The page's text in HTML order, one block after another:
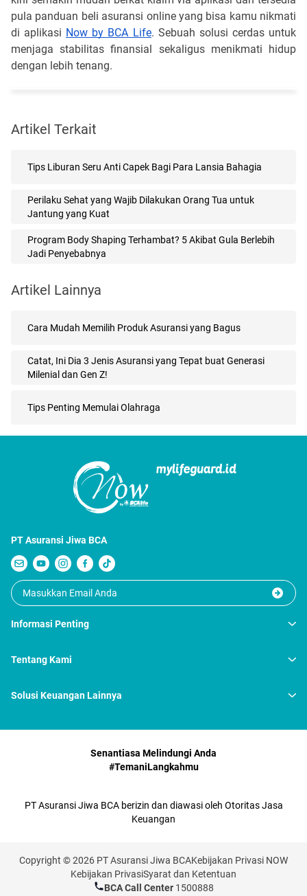
pula panduan beli asuransi online yang bisa kamu nikmati
di aplikasi Now by BCA Life. Sebuah solusi cerdas untuk
menjaga stabilitas finansial sekaligus menikmati hidup
dengan lebih tenang.
Artikel Terkait
Tips Liburan Seru Anti Capek Bagi Para Lansia Bahagia
Perilaku Sehat yang Wajib Dilakukan Orang Tua untuk
Jantung yang Kuat
Program Body Shaping Terhambat? 5 Akibat Gula Berlebih
Jadi Penyebabnya
Artikel Lainnya
Cara Mudah Memilih Produk Asuransi yang Bagus
Catat, Ini Dia 3 Jenis Asuransi yang Tepat buat Generasi
Milenial dan Gen Z!
Tips Penting Memulai Olahraga
PT Asuransi Jiwa BCA
Informasi Penting
Tentang Kami
Solusi Keuangan Lainnya
Senantiasa Melindungi Anda
#TemaniLangkahmu
PT Asuransi Jiwa BCA berizin dan diawasi oleh Otoritas Jasa
Keuangan
Copyright © 2026 PT Asuransi Jiwa BCAKebijakan Privasi NOW
Kebijakan PrivasiSyarat dan Ketentuan
BCA Call Center 1500888